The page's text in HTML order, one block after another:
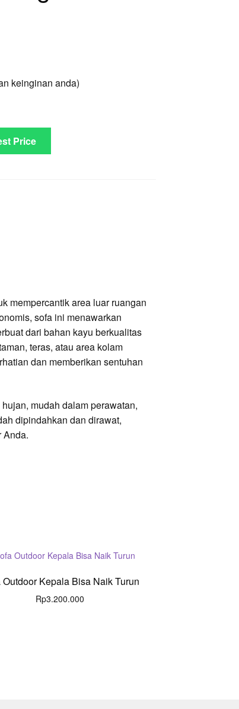
keinginan anda)
Price
mempercantik area luar ruangan
sofa ini menawarkan
dari bahan kayu berkualitas
teras, atau area kolam
dan memberikan sentuhan
mudah dalam perawatan,
dipindahkan dan dirawat,
Anda.
Outdoor Kepala Bisa Naik Turun
Rp3.200.000